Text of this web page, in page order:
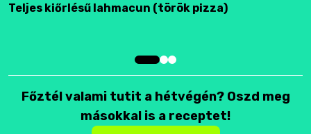
Teljes kiőrlésű lahmacun (török pizza)
Főztél valami tutit a hétvégén? Oszd meg
másokkal is a receptet!